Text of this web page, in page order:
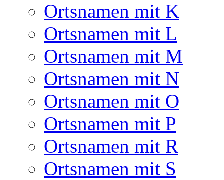
Ortsnamen mit K
Ortsnamen mit L
Ortsnamen mit M
Ortsnamen mit N
Ortsnamen mit O
Ortsnamen mit P
Ortsnamen mit R
Ortsnamen mit S